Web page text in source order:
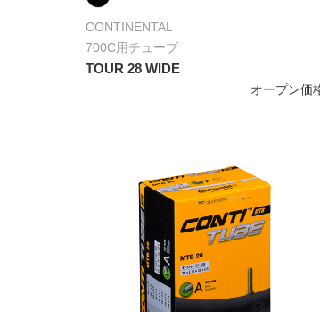
CONTINENTAL
700C用チューブ
TOUR 28 WIDE
オープン価